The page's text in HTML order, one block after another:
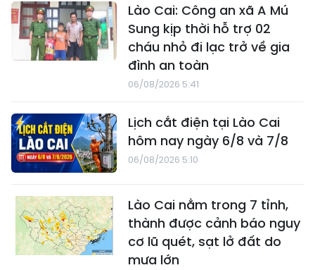
Lào Cai: Công an xã A Mú
Sung kịp thời hỗ trợ 02
cháu nhỏ đi lạc trở về gia
đình an toàn
06/08/2026 5:41
Lịch cắt điện tại Lào Cai
hôm nay ngày 6/8 và 7/8
06/08/2026 5:10
Lào Cai nằm trong 7 tỉnh,
thành được cảnh báo nguy
cơ lũ quét, sạt lở đất do
mưa lớn